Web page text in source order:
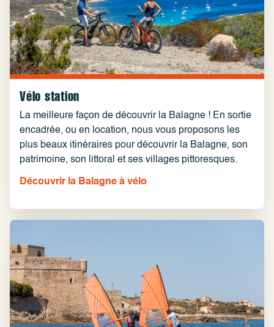
Vélo station
La meilleure façon de découvrir la Balagne ! En sortie
encadrée, ou en location, nous vous proposons les
plus beaux itinéraires pour découvrir la Balagne, son
patrimoine, son littoral et ses villages pittoresques.
Découvrir la Balagne à vélo